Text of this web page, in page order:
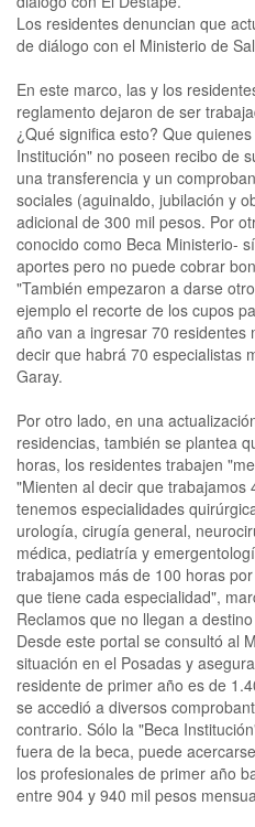
Los residentes denuncian que
de diálogo con el Ministerio de
En este marco, las y los
reglamento dejaron de ser
¿Qué significa esto? Que
Institución" no poseen recibo de
una transferencia y un
sociales (aguinaldo, jubilación y
adicional de 300 mil pesos. Por
conocido como Beca Ministerio-
aportes pero no puede cobrar
"También empezaron a darse
ejemplo el recorte de los cupos
año van a ingresar 70 residentes
decir que habrá 70 especialistas
Garay.
Por otro lado, en una
residencias, también se plantea
horas, los residentes trabajen
"Mienten al decir que trabajamos
tenemos especialidades
urología, cirugía general,
médica, pediatría y
trabajamos más de 100 horas
que tiene cada especialidad",
Reclamos que no llegan a destino
Desde este portal se consultó al
situación en el Posadas y
residente de primer año es de
se accedió a diversos
contrario. Sólo la "Beca
fuera de la beca, puede
los profesionales de primer año
entre 904 y 940 mil pesos